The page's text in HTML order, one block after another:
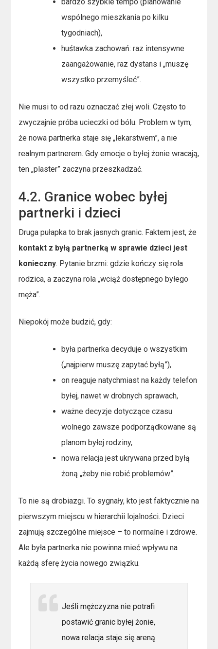
wspólnego mieszkania po kilku
tygodniach),
huśtawka zachowań: raz intensywne
zaangażowanie, raz dystans i „muszę
wszystko przemyśleć”.
Nie musi to od razu oznaczać złej woli. Często to
zwyczajnie próba ucieczki od bólu. Problem w tym,
że nowa partnerka staje się „lekarstwem”, a nie
realnym partnerem. Gdy emocje o byłej żonie wracają,
ten „plaster” zaczyna przeszkadzać.
4.2. Granice wobec byłej
partnerki i dzieci
Druga pułapka to brak jasnych granic. Faktem jest, że
kontakt z byłą partnerką w sprawie dzieci jest
konieczny. Pytanie brzmi: gdzie kończy się rola
rodzica, a zaczyna rola „wciąż dostępnego byłego
męża”.
Niepokój może budzić, gdy:
była partnerka decyduje o wszystkim
(„najpierw muszę zapytać byłą”),
on reaguje natychmiast na każdy telefon
byłej, nawet w drobnych sprawach,
ważne decyzje dotyczące czasu
wolnego zawsze podporządkowane są
planom byłej rodziny,
nowa relacja jest ukrywana przed byłą
żoną „żeby nie robić problemów”.
To nie są drobiazgi. To sygnały, kto jest faktycznie na
pierwszym miejscu w hierarchii lojalności. Dzieci
zajmują szczególne miejsce – to normalne i zdrowe.
Ale była partnerka nie powinna mieć wpływu na
każdą sferę życia nowego związku.
Jeśli mężczyzna nie potrafi
postawić granic byłej żonie,
nowa relacja staje się areną